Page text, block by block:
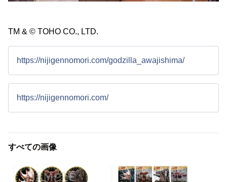
TM & © TOHO CO., LTD.
https://nijigennomori.com/godzilla_awajishima/
https://nijigennomori.com/
すべての画像